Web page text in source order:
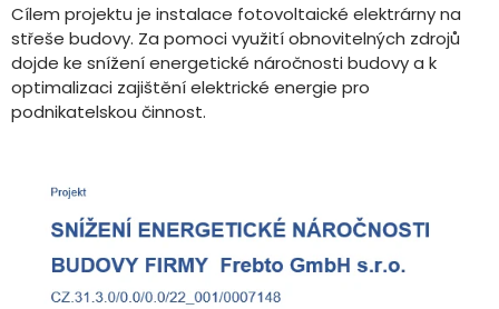
Cílem projektu je instalace fotovoltaické elektrárny na
střeše budovy. Za pomoci využití obnovitelných zdrojů
dojde ke snížení energetické náročnosti budovy a k
optimalizaci zajištění elektrické energie pro
podnikatelskou činnost.